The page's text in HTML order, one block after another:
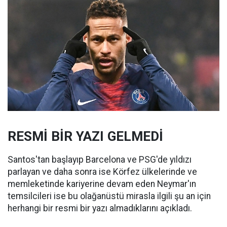
RESMİ BİR YAZI GELMEDİ
Santos'tan başlayıp Barcelona ve PSG'de yıldızı
parlayan ve daha sonra ise Körfez ülkelerinde ve
memleketinde kariyerine devam eden Neymar'ın
temsilcileri ise bu olağanüstü mirasla ilgili şu an için
herhangi bir resmi bir yazı almadıklarını açıkladı.